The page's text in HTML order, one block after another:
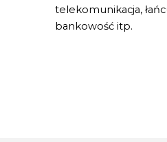
telekomunikacja,
bankowość itp.